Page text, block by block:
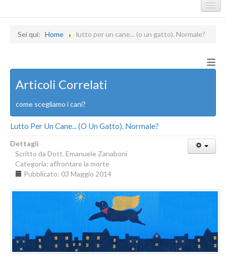
Sei qui: Home lutto per un cane... (o un gatto). Normale?
≡
Articoli Correlati
come scegliamo i cani?
Lutto Per Un Cane... (o Un Gatto). Normale?
Dettagli
Scritto da Dott. Emanuele Zanaboni
Categoria: affrontare la morte
Pubblicato: 03 Maggio 2014